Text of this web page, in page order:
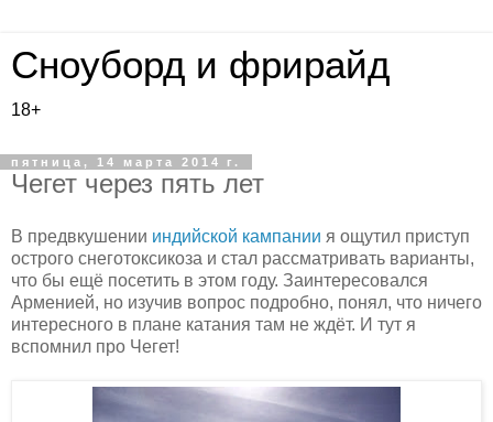
Сноуборд и фрирайд
18+
пятница, 14 марта 2014 г.
Чегет через пять лет
В предвкушении индийской кампании я ощутил приступ
острого снеготоксикоза и стал рассматривать варианты,
что бы ещё посетить в этом году. Заинтересовался
Арменией, но изучив вопрос подробно, понял, что ничего
интересного в плане катания там не ждёт. И тут я
вспомнил про Чегет!